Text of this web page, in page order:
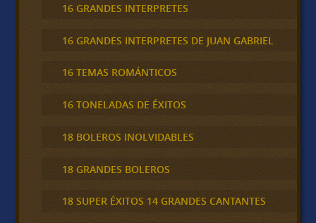
16 GRANDES INTERPRETES
16 GRANDES INTERPRETES DE JUAN GABRIEL
16 TEMAS ROMÁNTICOS
16 TONELADAS DE ÉXITOS
18 BOLEROS INOLVIDABLES
18 GRANDES BOLEROS
18 SUPER ÉXITOS 14 GRANDES CANTANTES